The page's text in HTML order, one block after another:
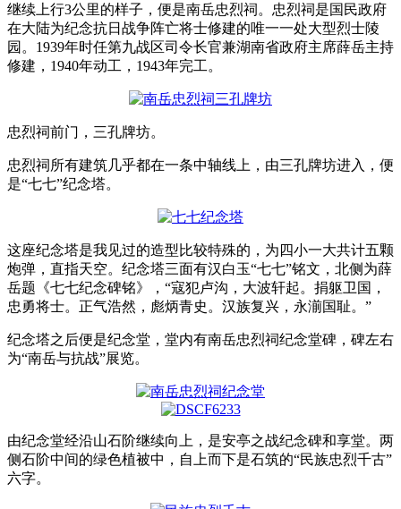
继续上行3公里的样子，便是南岳忠烈祠。忠烈祠是国民政府
在大陆为纪念抗日战争阵亡将士修建的唯一一处大型烈士陵
园。1939年时任第九战区司令长官兼湖南省政府主席薛岳主持
修建，1940年动工，1943年完工。
忠烈祠前门，三孔牌坊。
忠烈祠所有建筑几乎都在一条中轴线上，由三孔牌坊进入，便
是“七七”纪念塔。
这座纪念塔是我见过的造型比较特殊的，为四小一大共计五颗
炮弹，直指天空。纪念塔三面有汉白玉“七七”铭文，北侧为薛
岳题《七七纪念碑铭》，“寇犯卢沟，大波轩起。捐躯卫国，
忠勇将士。正气浩然，彪炳青史。汉族复兴，永湔国耻。”
纪念塔之后便是纪念堂，堂内有南岳忠烈祠纪念堂碑，碑左右
为“南岳与抗战”展览。
由纪念堂经沿山石阶继续向上，是安亭之战纪念碑和享堂。两
侧石阶中间的绿色植被中，自上而下是石筑的“民族忠烈千古”
六字。